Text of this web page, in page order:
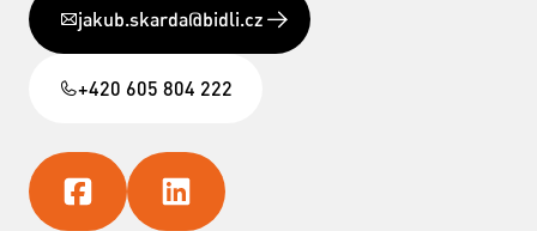
jakub.skarda@bidli.cz
+420 605 804 222